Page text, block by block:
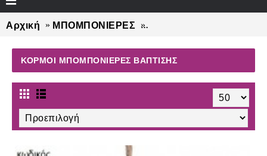
Αρχική ΜΠΟΜΠΟΝΙΕΡΕΣ
ΚΟΡΜΟΙ ΜΠΟΜΠΟΝΙΈΡΕΣ ΒΆΠΤΙΣΗΣ